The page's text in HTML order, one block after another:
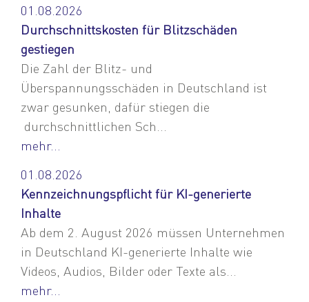
01.08.2026
Durchschnittskosten für Blitzschäden
gestiegen
Die Zahl der Blitz- und
Überspannungsschäden in Deutschland ist
zwar gesunken, dafür stiegen die
durchschnittlichen Sch...
mehr...
01.08.2026
Kennzeichnungspflicht für KI-generierte
Inhalte
Ab dem 2. August 2026 müssen Unternehmen
in Deutschland KI-generierte Inhalte wie
Videos, Audios, Bilder oder Texte als...
mehr...